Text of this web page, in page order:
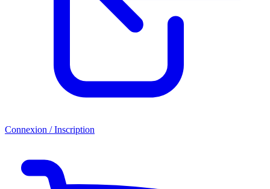
Connexion / Inscription